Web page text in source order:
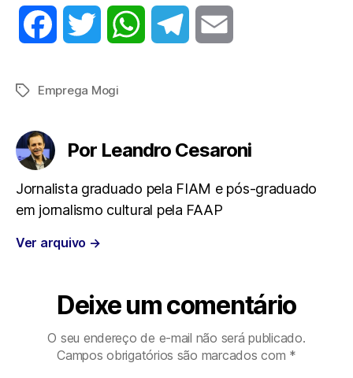
c
o
o
e A r
TagsEmprega Mogi
Por Leandro Cesaroni
Jornalista graduado pela FIAM e pós-graduado
em jornalismo cultural pela FAAP
Ver arquivo →
Deixe um comentário
O seu endereço de e-mail não será publicado.
Campos obrigatórios são marcados com *